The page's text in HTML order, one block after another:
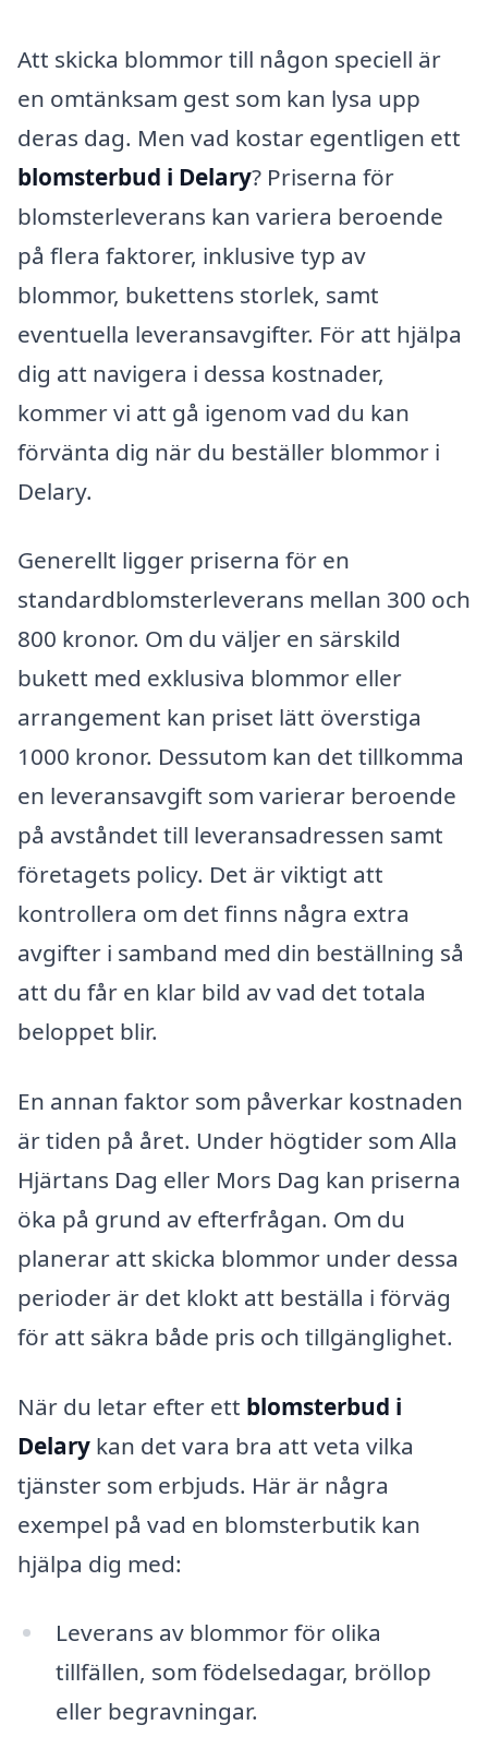
Att skicka blommor till någon speciell är
en omtänksam gest som kan lysa upp
deras dag. Men vad kostar egentligen ett
blomsterbud i Delary? Priserna för
blomsterleverans kan variera beroende
på flera faktorer, inklusive typ av
blommor, bukettens storlek, samt
eventuella leveransavgifter. För att hjälpa
dig att navigera i dessa kostnader,
kommer vi att gå igenom vad du kan
förvänta dig när du beställer blommor i
Delary.
Generellt ligger priserna för en
standardblomsterleverans mellan 300 och
800 kronor. Om du väljer en särskild
bukett med exklusiva blommor eller
arrangement kan priset lätt överstiga
1000 kronor. Dessutom kan det tillkomma
en leveransavgift som varierar beroende
på avståndet till leveransadressen samt
företagets policy. Det är viktigt att
kontrollera om det finns några extra
avgifter i samband med din beställning så
att du får en klar bild av vad det totala
beloppet blir.
En annan faktor som påverkar kostnaden
är tiden på året. Under högtider som Alla
Hjärtans Dag eller Mors Dag kan priserna
öka på grund av efterfrågan. Om du
planerar att skicka blommor under dessa
perioder är det klokt att beställa i förväg
för att säkra både pris och tillgänglighet.
När du letar efter ett blomsterbud i
Delary kan det vara bra att veta vilka
tjänster som erbjuds. Här är några
exempel på vad en blomsterbutik kan
hjälpa dig med:
Leverans av blommor för olika
tillfällen, som födelsedagar, bröllop
eller begravningar.